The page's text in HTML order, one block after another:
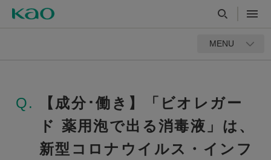
MENU
Q.
【成分･働き】「ビオレガー
ド 薬用泡で出る消毒液」は、
新型コロナウイルス・インフ